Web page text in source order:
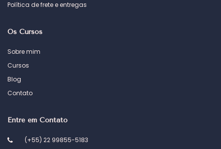
Política de frete e entregas
Os Cursos
Sobre mim
Cursos
Blog
Contato
Entre em Contato
(+55) 22 99855-5183